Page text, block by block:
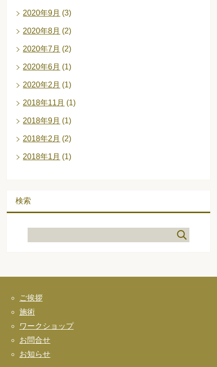
2020年9月 (3)
2020年8月 (2)
2020年7月 (2)
2020年6月 (1)
2020年2月 (1)
2018年11月 (1)
2018年9月 (1)
2018年2月 (2)
2018年1月 (1)
検索
ご挨拶
施術
ワークショップ
お問合せ
お知らせ